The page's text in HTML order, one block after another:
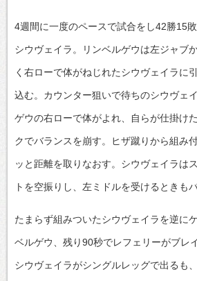
4週間に一度のペースで試合をし42勝15
シウヴェイラ。リンベルゲウは左ジャブ
く右ローで体がねじれたシウヴェイラに
込む。カウンター狙いで待ちのシウヴェ
ゲウの右ローで体がよれ、自らが仕掛け
クでバランスを崩す。ヒザ蹴りから組み
ッと距離を取りなおす。シウヴェイラは
トを空振りし、左ミドルを受けるときも
たまらず組みついたシウヴェイラを逆に
ベルゲウ、残り90秒でレフェリーがブレ
シウヴェイラがシングルレッグで出るも